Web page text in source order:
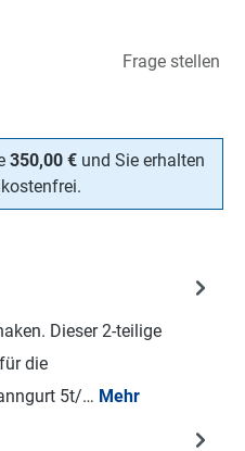
Frage stellen
350,00 € und Sie erhalten
Dieser 2-teilige
die
5t/… Mehr